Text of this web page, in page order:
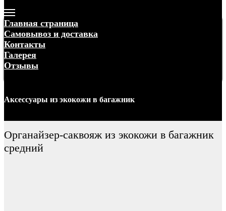
Главная страница
Самовывоз и доставка
Контакты
Галерея
Отзывы
Аксессуары из экокожи в багажник
Органайзер-саквояж из экокожи в багажник
средний